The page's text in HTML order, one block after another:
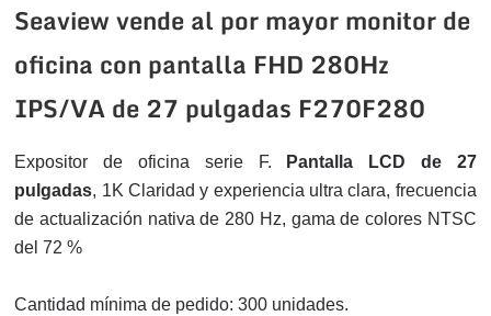
Seaview vende al por mayor monitor de
oficina con pantalla FHD 280Hz
IPS/VA de 27 pulgadas F270F280
Expositor de oficina serie F.
Pantalla LCD de 27
pulgadas, 1KClaridad y experiencia ultra clara, frecuencia
de actualización nativa de 280 Hz, gama de colores NTSC
del 72 %
Cantidad mínima de pedido: 300 unidades.